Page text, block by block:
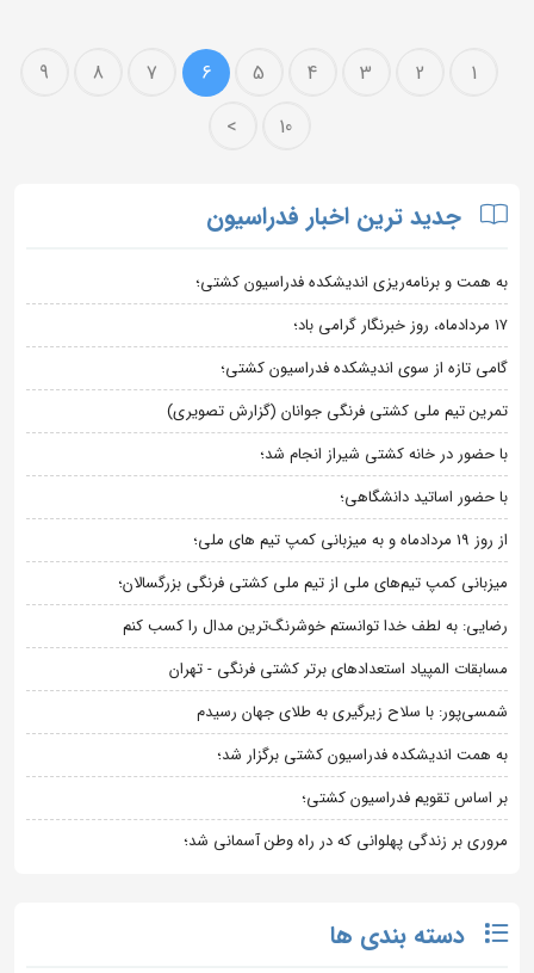
1
2
3
4
5
6
7
8
9
10
>
جدید ترین اخبار فدراسیون
به همت و برنامه‌ریزی اندیشکده فدراسیون کشتی؛
۱۷ مردادماه، روز خبرنگار گرامی باد؛
گامی تازه از سوی اندیشکده فدراسیون کشتی؛
تمرین تیم ملی کشتی فرنگی جوانان (گزارش تصویری)
با حضور در خانه کشتی شیراز انجام شد؛
با حضور اساتید دانشگاهی؛
از روز 19 مردادماه و به میزبانی کمپ تیم های ملی؛
میزبانی کمپ تیم‌های ملی از تیم ملی کشتی فرنگی بزرگسالان؛
رضایی: به لطف خدا توانستم خوشرنگ‌ترین مدال را کسب کنم
مسابقات المپیاد استعدادهای برتر کشتی فرنگی - تهران
شمسی‌پور: با سلاح زیرگیری به طلای جهان رسیدم
به همت اندیشکده فدراسیون کشتی برگزار شد؛
بر اساس تقویم فدراسیون کشتی؛
مروری بر زندگی پهلوانی که در راه وطن آسمانی شد؛
دسته بندی ها